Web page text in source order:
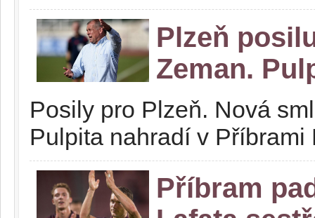
Plzeň
Zeman.
Posily pro Plzeň. Nová
Pulpita nahradí v Příbrami
Příbram